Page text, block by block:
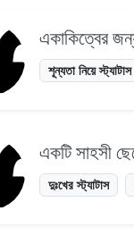
একাকিত্বের
শূন্যতা নিয়ে স্ট্যাটাস
একটি সাহসী
দুঃখের স্ট্যাটাস